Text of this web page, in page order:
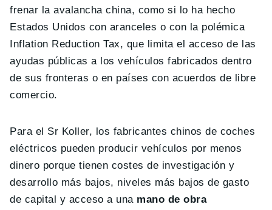
frenar la avalancha china, como si lo ha hecho
Estados Unidos con aranceles o con la polémica
Inflation Reduction Tax, que limita el acceso de las
ayudas públicas a los vehículos fabricados dentro
de sus fronteras o en países con acuerdos de libre
comercio.
Para el Sr Koller, los fabricantes chinos de coches
eléctricos pueden producir vehículos por menos
dinero porque tienen costes de investigación y
desarrollo más bajos, niveles más bajos de gasto
de capital y acceso a una mano de obra